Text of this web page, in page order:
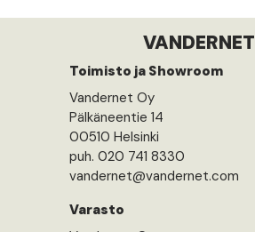
VANDERNET
Toimisto ja Showroom
Vandernet Oy
Pälkäneentie 14
00510 Helsinki
puh. 020 741 8330
vandernet@vandernet.com
Varasto